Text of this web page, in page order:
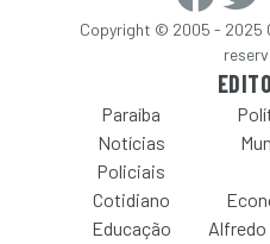
Copyright © 2005 - 2025
Paraíba
Notícias
Policiais
Cotidiano
Educação
Alfredo